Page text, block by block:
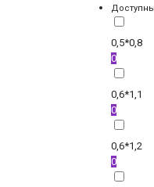
0,5*0,8
0
0,6*1,1
0
0,6*1,2
0